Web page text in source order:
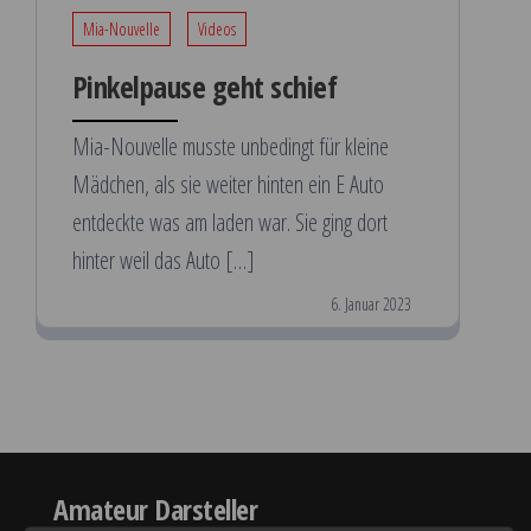
Mia-Nouvelle Videos
Pinkelpause geht schief
Mia-Nouvelle musste unbedingt für kleine
Mädchen, als sie weiter hinten ein E Auto
entdeckte was am laden war. Sie ging dort
hinter weil das Auto […]
6. Januar 2023
Amateur Darsteller